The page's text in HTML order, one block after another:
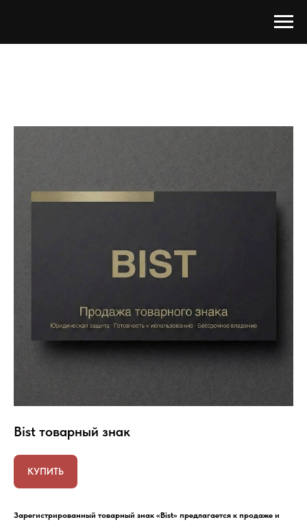
Bist товарный знак
КУПИТЬ
Зарегистрированный товарный знак «Bist» предлагается к продаже и